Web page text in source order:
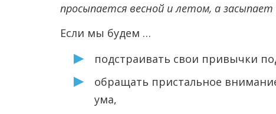
просыпается весной и летом, а засыпает
Если мы будем …
подстраивать свои привычки
обращать пристальное
ума,